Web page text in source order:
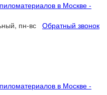
Обратный звонок
пн-вс